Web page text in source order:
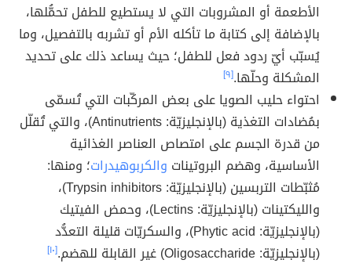
الأطعمة أو المشروبات التي لا يستطيع للطفل تحمُّلها،
بالإضافة إلى كتابة ما تأكله الأم أو تشربه بالتفصيل، وما
يُسبّب أيّ ردود فعل للطفل؛ حيث يساعد ذلك على تحديد
المشكلة وحلّها.[٩]
احتواء حليب الصويا على بعض المركّبات التي تُسمّى
بمُضادات التغذية (بالإنجليزيّة: Antinutrients)، والتي تُقلّل
من قدرة الجسم على امتصاص العناصر الغذائية
الأساسية، وهضم البروتينات والكربوهيدرات؛ ومنها:
مُثبّطات التربسين (بالإنجليزيّة: Trypsin inhibitors)،
والليكتينات (بالإنجليزيّة: Lectins)، وحمض الفيتيك
(بالإنجليزيّة: Phytic acid)، والسكريّات قليلة التعدُّد
(بالإنجليزيّة: Oligosaccharide) غير القابلة للهضم.
[١٠]